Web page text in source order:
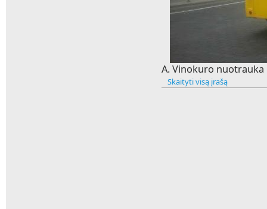
A. Vinokuro nuotrauka
Skaityti visą įrašą